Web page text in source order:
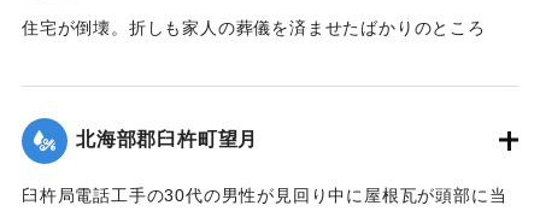
住宅が倒壊。折しも家人の葬儀を済ませたばかりのところ
といずれも40代の親戚の男女2人が重傷、60代の祖母が軽傷
を負った。
【出典：大分合同新聞 1942年8月28日発行夕刊2面】
北海部郡臼杵町望月
臼杵局電話工手の30代の男性が見回り中に屋根瓦が頭部に当